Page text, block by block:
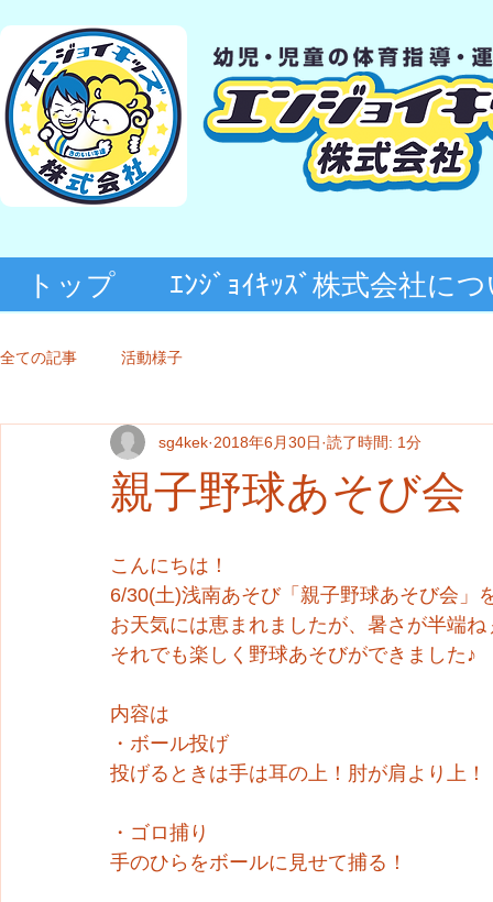
トップ ｴﾝｼﾞｮｲｷｯｽﾞ株式会社に
全ての記事 活動様子
親子野球あそび会
sg4kek 2018年6月30日 読了時間: 1分
こんにちは！
6/30(土)浅南あそび「親子野球あそび会」
お天気には恵まれましたが、暑さが半端ね
それでも楽しく野球あそびができました♪
内容は
・ボール投げ
投げるときは手は耳の上！肘が肩より上！
・ゴロ捕り
手のひらをボールに見せて捕る！